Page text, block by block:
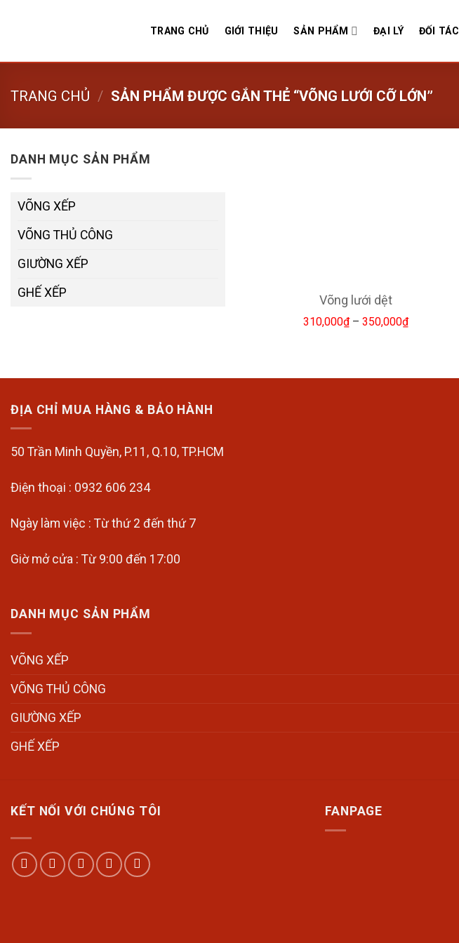
TRANG CHỦ GIỚI THIỆU SẢN PHẨM ĐẠI LÝ ĐỐI TÁC
TRANG CHỦ / SẢN PHẨM ĐƯỢC GẮN THẺ “VÕNG LƯỚI CỠ LỚN”
DANH MỤC SẢN PHẨM
VÕNG XẾP
VÕNG THỦ CÔNG
GIƯỜNG XẾP
GHẾ XẾP Võng lưới dệt
310,000₫–350,000₫
ĐỊA CHỈ MUA HÀNG & BẢO HÀNH
50 Trần Minh Quyền, P.11, Q.10, TP.HCM
Điện thoại : 0932 606 234
Ngày làm việc : Từ thứ 2 đến thứ 7
Giờ mở cửa : Từ 9:00 đến 17:00
DANH MỤC SẢN PHẨM
VÕNG XẾP
VÕNG THỦ CÔNG
GIƯỜNG XẾP
GHẾ XẾP
KẾT NỐI VỚI CHÚNG TÔI FANPAGE